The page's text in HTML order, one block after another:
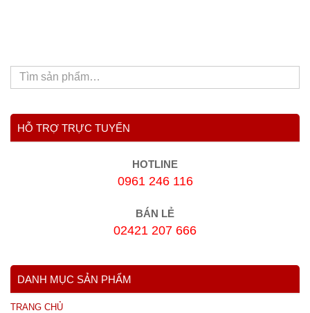
HỖ TRỢ TRỰC TUYẾN
HOTLINE
0961 246 116
BÁN LẺ
02421 207 666
DANH MỤC SẢN PHẨM
TRANG CHỦ